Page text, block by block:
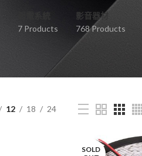
7 Products
影音器材
768 Products
12 18 24
SOLD